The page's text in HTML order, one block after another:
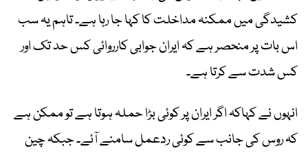
کشیدگی میں ممکنہ مداخلت کا کہا جا رہا ہے۔ تاہم یہ سب
اس بات پر منحصر ہے کہ ایران جوابی کارروائی کس حد تک اور
کس شدت سے کرتا ہے۔
انہوں نے کہاکہ اگر ایران پر کوئی بڑا حملہ ہوتا ہے تو ممکن ہے
کہ روس کی جانب سے کوئی ردعمل سامنے آئے۔ جبکہ چین